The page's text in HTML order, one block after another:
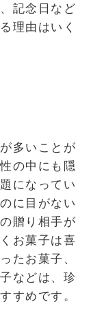
記念日など
理由はいく
多いことが
の中にも隠
になってい
に目がない
贈り相手が
お菓子は喜
たお菓子、
などは、珍
すめです。